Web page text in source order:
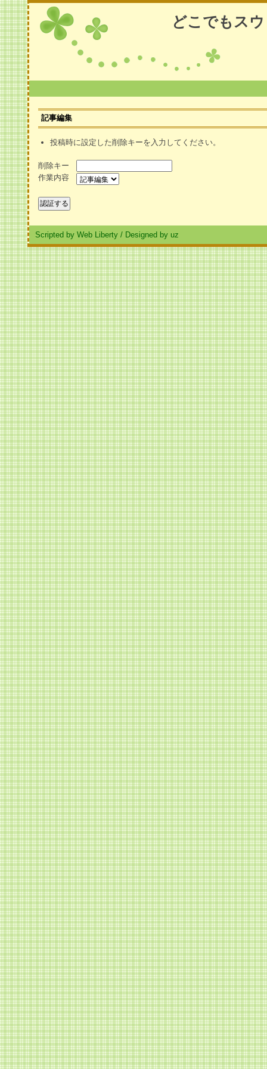
どこでもス
記事編集
投稿時に設定した削除キーを入力してください。
削除キー
作業内容
Scripted by Web Liberty / Designed by uz